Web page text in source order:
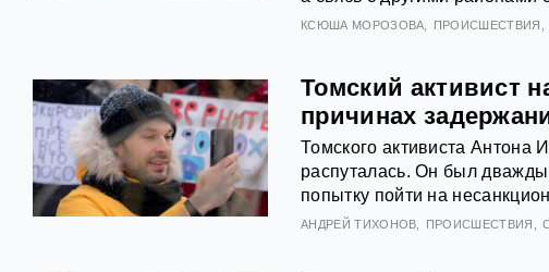
КСЮША МОРОЗОВА ПРОИСШЕСТВИЯ
Томский активист
причинах
Томского активиста Антона
распуталась. Он был дважды
попытку пойти на
АНДРЕЙ ТИХОНОВ ПРОИСШЕСТВИЯ